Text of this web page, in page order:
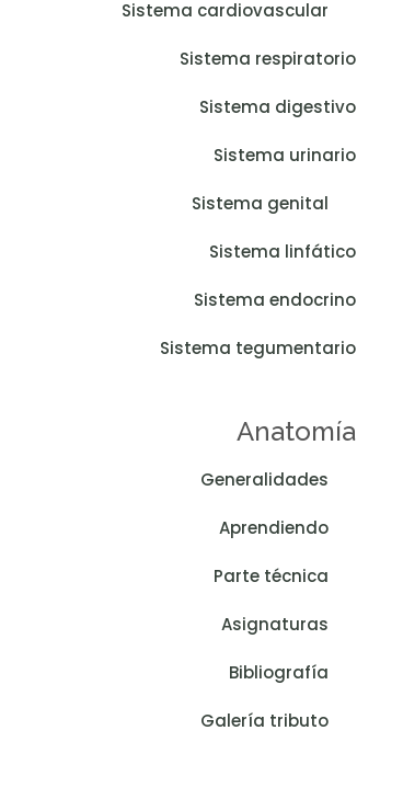
Sistema cardiovascular
Sistema respiratorio
Sistema digestivo
Sistema urinario
Sistema genital
Sistema linfático
Sistema endocrino
Sistema tegumentario
Anatomía
Generalidades
Aprendiendo
Parte técnica
Asignaturas
Bibliografía
Galería tributo